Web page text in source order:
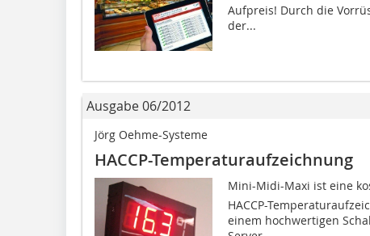
Aufpreis! Durch die
der...
Ausgabe 06/2012
Jörg Oehme-Systeme
HACCP-Temperaturaufzeichnung
Mini-Midi-Maxi ist eine
HACCP-
einem hochwertigen